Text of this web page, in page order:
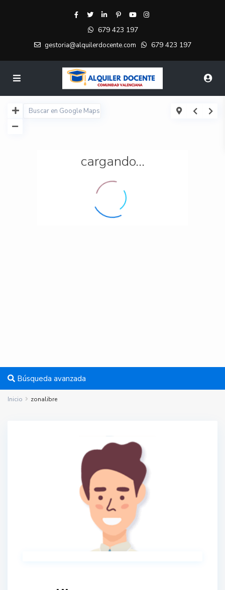
679 423 197
gestoria@alquilerdocente.com 679 423 197
cargando...
Búsqueda avanzada
Inicio zonalibre